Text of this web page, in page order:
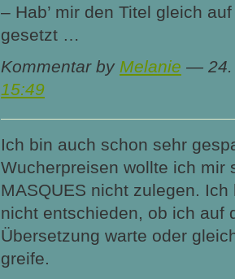
– Hab’ mir den Titel gleich
gesetzt …
Kommentar by Melanie — 24.
15:49
Ich bin auch schon sehr
Wucherpreisen wollte ich mir
MASQUES nicht zulegen.
nicht entschieden, ob ich auf
Übersetzung warte oder
greife.